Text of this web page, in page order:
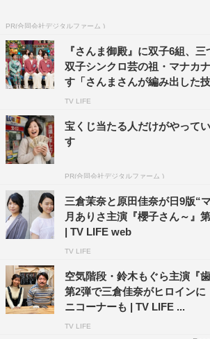
PR(合同会社デジタルファーム )
『さんま御殿』に双子6組、
双子シンクロ芸の祖・マナカ
す「さんまさんが編み出した
TV LIFE
宝くじ当たる人だけがやって
す
PR(合同会社デジタルファーム )
三倉茉奈と原田佳奈が日9版“
月ありさ主演『櫻子さん～』
| TV LIFE web
TV LIFE
空気階段・鈴木もぐら主演『
第2弾で三倉佳奈がヒロイン
ニコーナーも | TV LIFE ...
TV LIFE